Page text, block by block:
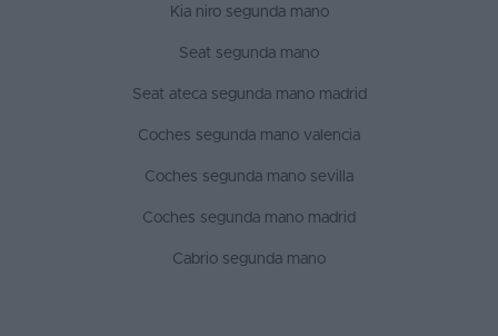
Kia niro segunda mano
Seat segunda mano
Seat ateca segunda mano madrid
Coches segunda mano valencia
Coches segunda mano sevilla
Coches segunda mano madrid
Cabrio segunda mano